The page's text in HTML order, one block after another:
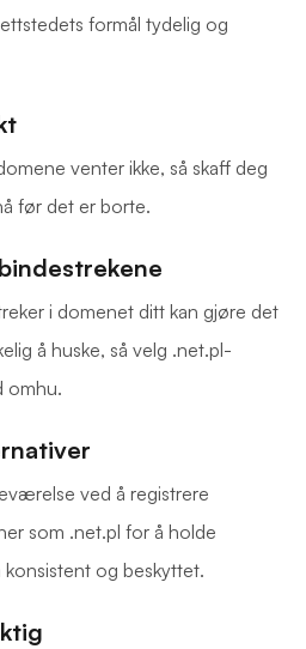
formål tydelig og
venter ikke, så skaff deg
før det er borte.
i domenet ditt kan gjøre det
å huske, så velg .net.pl-
omhu.
ved å registrere
som .net.pl for å holde
konsistent og beskyttet.